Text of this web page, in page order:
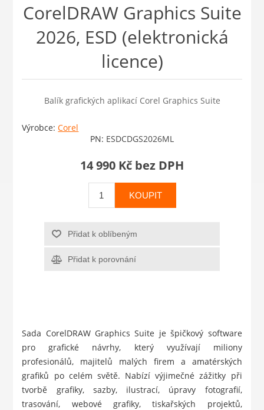
CorelDRAW Graphics Suite
2026, ESD (elektronická
licence)
Balík grafických aplikací Corel Graphics Suite
Výrobce: Corel
PN: ESDCDGS2026ML
14 990 Kč bez DPH
KOUPIT
Přidat k oblíbeným
Přidat k porovnání
Sada CorelDRAW Graphics Suite je špičkový software
pro grafické návrhy, který využívají miliony
profesionálů, majitelů malých firem a amatérských
grafiků po celém světě. Nabízí výjimečné zážitky při
tvorbě grafiky, sazby, ilustrací, úpravy fotografií,
trasování, webové grafiky, tiskařských projektů,